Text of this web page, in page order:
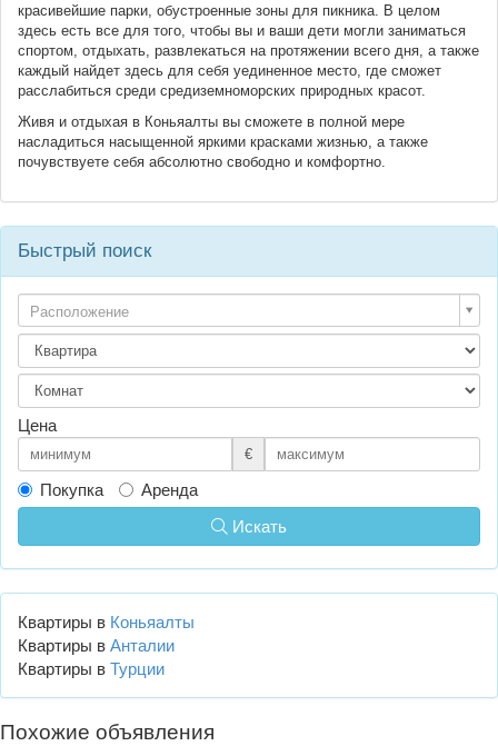
красивейшие парки, обустроенные зоны для пикника. В целом
здесь есть все для того, чтобы вы и ваши дети могли заниматься
спортом, отдыхать, развлекаться на протяжении всего дня, а также
каждый найдет здесь для себя уединенное место, где сможет
расслабиться среди средиземноморских природных красот.
Живя и отдыхая в Коньяалты вы сможете в полной мере
насладиться насыщенной яркими красками жизнью, а также
почувствуете себя абсолютно свободно и комфортно.
Быстрый поиск
Расположение
Цена
€
Покупка
Аренда
Искать
Квартиры в Коньяалты
Квартиры в Анталии
Квартиры в Турции
Похожие объявления